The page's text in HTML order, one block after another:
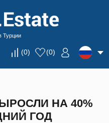
Турции
(0) (0)
НА 40%
ГОД